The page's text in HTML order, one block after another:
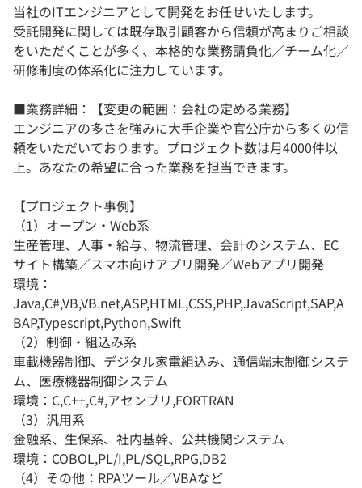
当社のITエンジニアとして開発をお任せいたします。
受託開発に関しては既存取引顧客から信頼が高まりご相談
をいただくことが多く、本格的な業務請負化／チーム化／
研修制度の体系化に注力しています。
■業務詳細：【変更の範囲：会社の定める業務】
エンジニアの多さを強みに大手企業や官公庁から多くの信
頼をいただいております。プロジェクト数は月4000件以
上。あなたの希望に合った業務を担当できます。
【プロジェクト事例】
（1）オープン・Web系
生産管理、人事・給与、物流管理、会計のシステム、EC
サイト構築／スマホ向けアプリ開発／Webアプリ開発
環境：
Java,C#,VB,VB.net,ASP,HTML,CSS,PHP,JavaScript,SAP,A
BAP,Typescript,Python,Swift
（2）制御・組込み系
車載機器制御、デジタル家電組込み、通信端末制御システ
ム、医療機器制御システム
環境：C,C++,C#,アセンブリ,FORTRAN
（3）汎用系
金融系、生保系、社内基幹、公共機関システム
環境：COBOL,PL/I,PL/SQL,RPG,DB2
（4）その他：RPAツール／VBAなど